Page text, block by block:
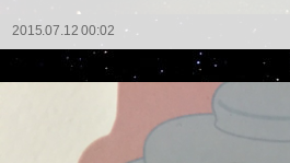
2015.07.12 00:02